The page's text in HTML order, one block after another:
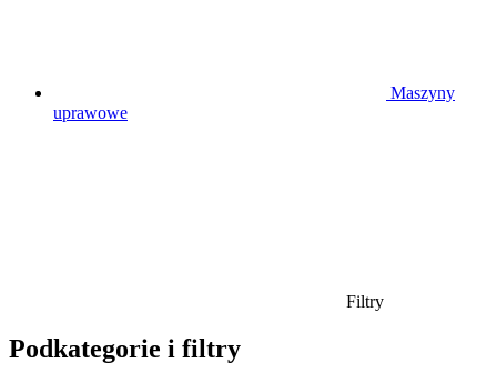
Maszyny
uprawowe
Filtry
Podkategorie i filtry